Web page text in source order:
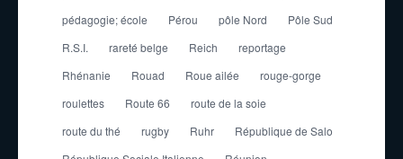
pédagogie; école
Pérou pôle Nord
Pôle Sud
R.S.I.
rareté belge Reich
reportage
Rhénanie
Rouad Roue ailée
rouge-gorge
roulettes
Route 66
route de la soie
route du thé
rugby Ruhr
République de Salo